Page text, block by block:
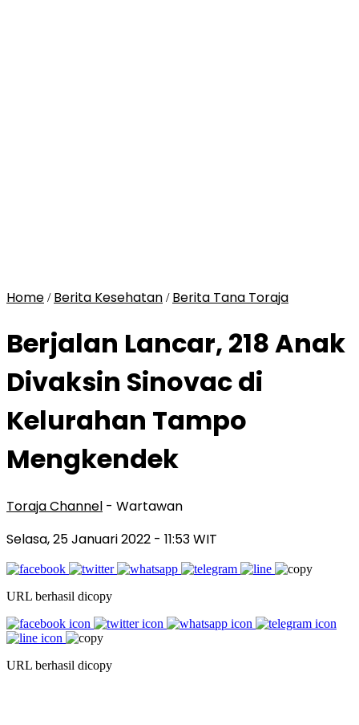
Home / Berita Kesehatan / Berita Tana Toraja
Berjalan Lancar, 218 Anak
Divaksin Sinovac di
Kelurahan Tampo
Mengkendek
Toraja Channel - Wartawan
Selasa, 25 Januari 2022 - 11:53 WIT
URL berhasil dicopy
URL berhasil dicopy